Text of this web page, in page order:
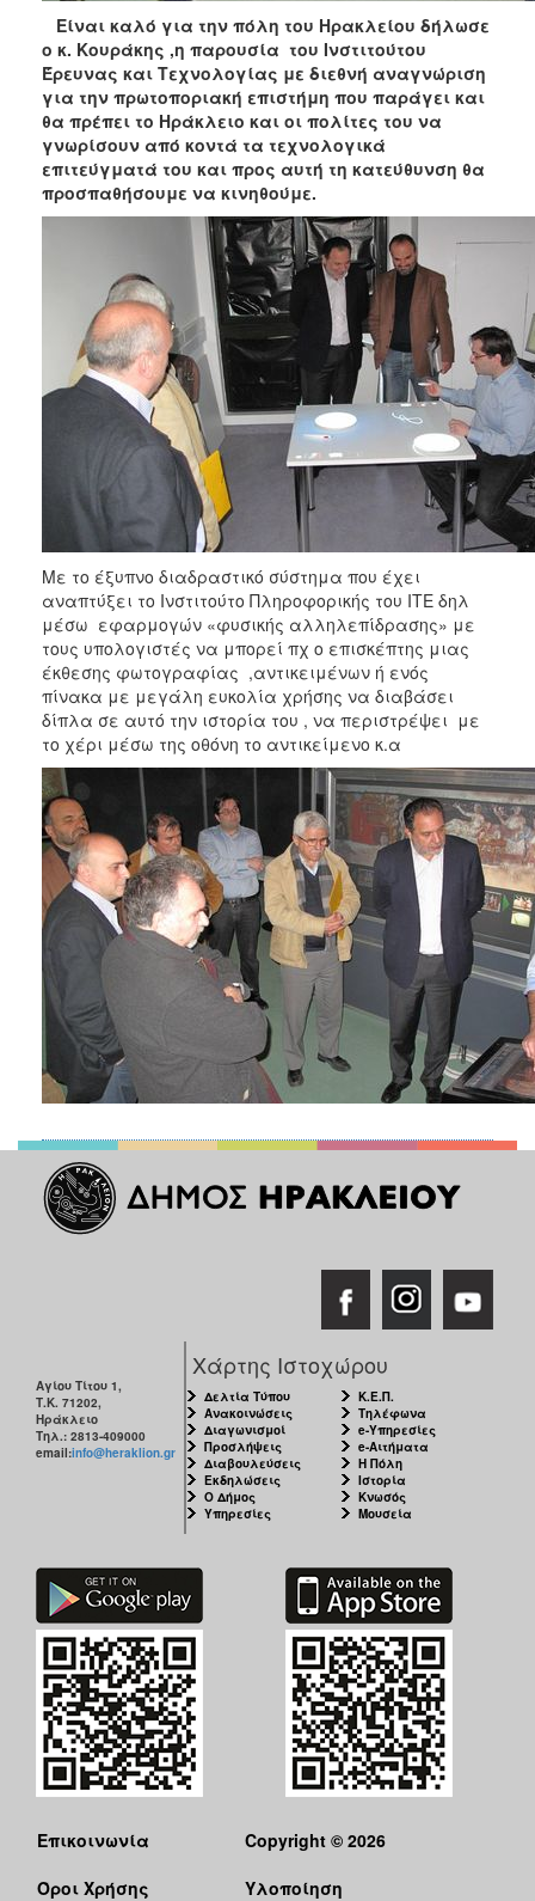
Είναι καλό για την πόλη του Ηρακλείου δήλωσε
ο κ. Κουράκης ,η παρουσία του Ινστιτούτου
Έρευνας και Τεχνολογίας με διεθνή αναγνώριση
για την πρωτοποριακή επιστήμη που παράγει και
θα πρέπει το Ηράκλειο και οι πολίτες του να
γνωρίσουν από κοντά τα τεχνολογικά
επιτεύγματά του και προς αυτή τη κατεύθυνση θα
προσπαθήσουμε να κινηθούμε.
Με το έξυπνο διαδραστικό σύστημα που έχει
αναπτύξει το Ινστιτούτο Πληροφορικής του ΙΤΕ δηλ
μέσω εφαρμογών «φυσικής αλληλεπίδρασης» με
τους υπολογιστές να μπορεί πχ ο επισκέπτης μιας
έκθεσης φωτογραφίας ,αντικειμένων ή ενός
πίνακα με μεγάλη ευκολία χρήσης να διαβάσει
δίπλα σε αυτό την ιστορία του , να περιστρέψει με
το χέρι μέσω της οθόνη το αντικείμενο κ.α
Αγίου Τίτου 1,
Τ.Κ. 71202,
Ηράκλειο
Τηλ.: 2813-409000
email:info@heraklion.gr
Χάρτης Ιστοχώρου
Δελτία Τύπου
Ανακοινώσεις
Διαγωνισμοί
Προσλήψεις
Διαβουλεύσεις
Εκδηλώσεις
Ο Δήμος
Υπηρεσίες
Κ.Ε.Π.
Τηλέφωνα
e-Υπηρεσίες
e-Αιτήματα
Η Πόλη
Ιστορία
Κνωσός
Μουσεία
Επικοινωνία
Όροι Χρήσης
Copyright © 2026
Υλοποίηση